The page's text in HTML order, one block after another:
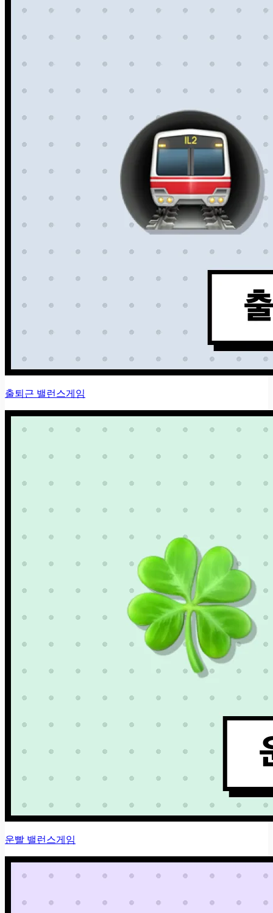
출퇴근 밸런스게임
운빨 밸런스게임